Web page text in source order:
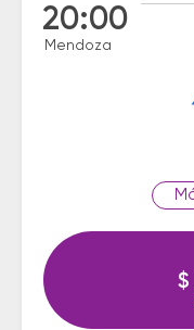
20:00
Mendoza
$